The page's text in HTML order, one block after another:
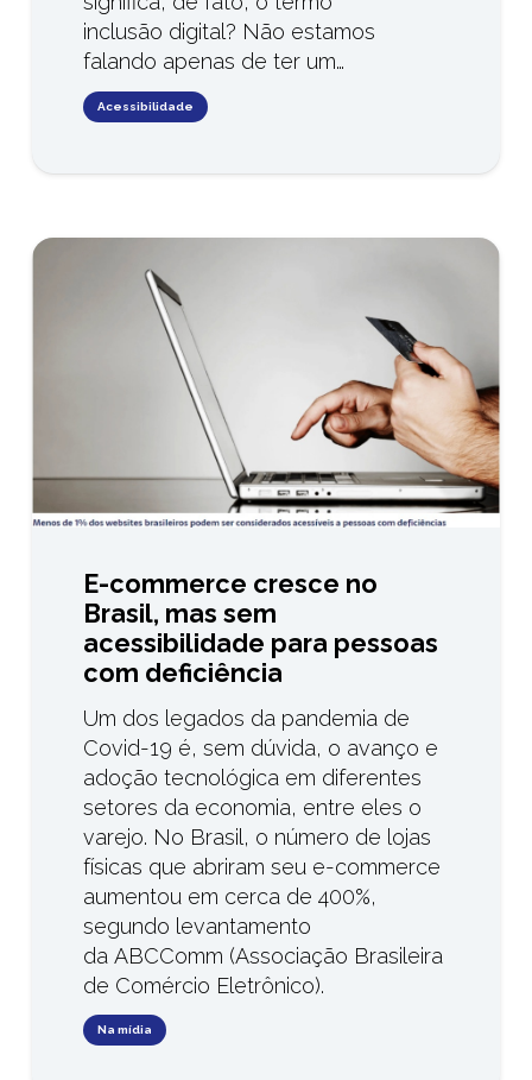
inclusão digital? Não estamos
falando apenas de ter um…
Acessibilidade
E-commerce cresce no
Brasil, mas sem
acessibilidade para pessoas
com deficiência
Um dos legados da pandemia de
Covid-19 é, sem dúvida, o avanço e
adoção tecnológica em diferentes
setores da economia, entre eles o
varejo. No Brasil, o número de lojas
físicas que abriram seu e-commerce
aumentou em cerca de 400%,
segundo levantamento
da ABCComm (Associação Brasileira
de Comércio Eletrônico).
Na mídia